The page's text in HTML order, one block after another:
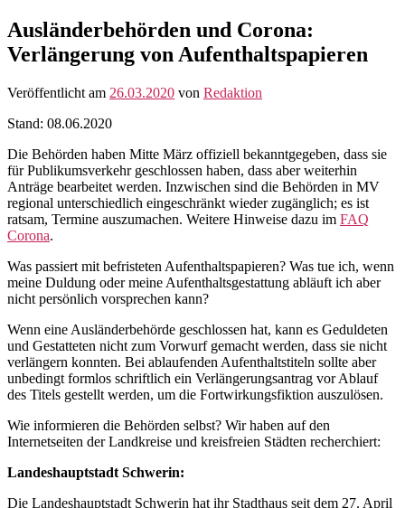
Ausländerbehörden und Corona:
Verlängerung von Aufenthaltspapieren
Veröffentlicht am 26.03.2020 von Redaktion
Stand: 08.06.2020
Die Behörden haben Mitte März offiziell bekanntgegeben, dass sie
für Publikumsverkehr geschlossen haben, dass aber weiterhin
Anträge bearbeitet werden. Inzwischen sind die Behörden in MV
regional unterschiedlich eingeschränkt wieder zugänglich; es ist
ratsam, Termine auszumachen. Weitere Hinweise dazu im FAQ
Corona.
Was passiert mit befristeten Aufenthaltspapieren? Was tue ich, wenn
meine Duldung oder meine Aufenthaltsgestattung abläuft ich aber
nicht persönlich vorsprechen kann?
Wenn eine Ausländerbehörde geschlossen hat, kann es Geduldeten
und Gestatteten nicht zum Vorwurf gemacht werden, dass sie nicht
verlängern konnten. Bei ablaufenden Aufenthaltstiteln sollte aber
unbedingt formlos schriftlich ein Verlängerungsantrag vor Ablauf
des Titels gestellt werden, um die Fortwirkungsfiktion auszulösen.
Wie informieren die Behörden selbst? Wir haben auf den
Internetseiten der Landkreise und kreisfreien Städten recherchiert:
Landeshauptstadt Schwerin:
Die Landeshauptstadt Schwerin hat ihr Stadthaus seit dem 27. April